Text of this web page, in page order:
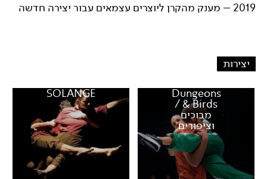
2019 – מענק מהקרן ליוצרים עצמאים עבור יצירה חדשה
יצירות
Dungeons
& Birds /
מבוכים
וציפורים
SOLANGE